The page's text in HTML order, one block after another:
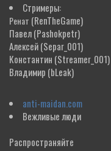
Стримеры:
Ренат (RenTheGame)
Павел(Pashokpetr)
Алексей(Separ_001)
Константин (Streamer_001)
Владимир (bLeak)
anti-maidan.com
Вежливые люди
Распространяйте